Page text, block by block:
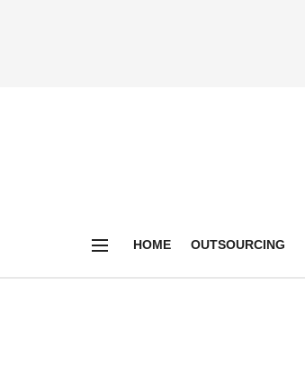
HOME OUTSOURCING